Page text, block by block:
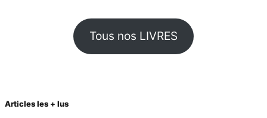
Tous nos LIVRES
Articles les + lus